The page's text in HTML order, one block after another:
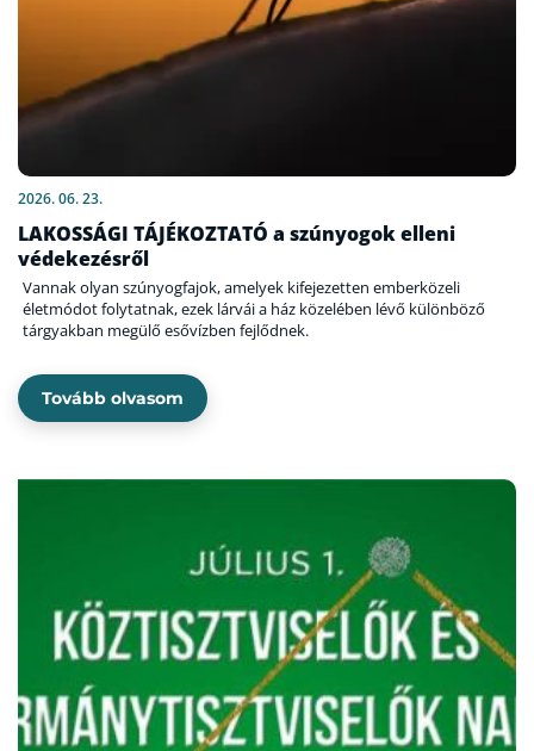
2026. 06. 23.
LAKOSSÁGI TÁJÉKOZTATÓ a szúnyogok elleni
védekezésről
Vannak olyan szúnyogfajok, amelyek kifejezetten emberközeli
életmódot folytatnak, ezek lárvái a ház közelében lévő különböző
tárgyakban megülő esővízben fejlődnek.
Tovább olvasom